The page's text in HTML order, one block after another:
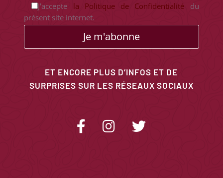
J'accepte la Politique de Confidentialité du
présent site internet.
Je m'abonne
ET ENCORE PLUS D’INFOS ET DE
SURPRISES SUR LES RÉSEAUX SOCIAUX